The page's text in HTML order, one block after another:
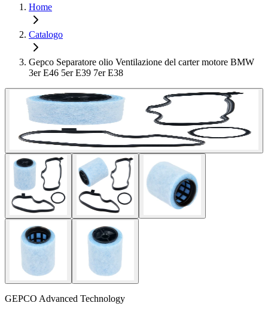
Home
Catalogo
Gepco Separatore olio Ventilazione del carter motore BMW
3er E46 5er E39 7er E38
GEPCO Advanced Technology